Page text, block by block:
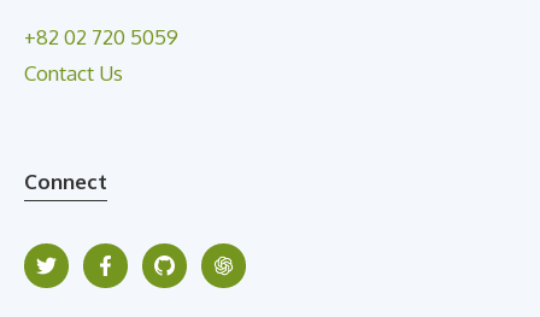
+82 02 720 5059
Contact Us
Connect